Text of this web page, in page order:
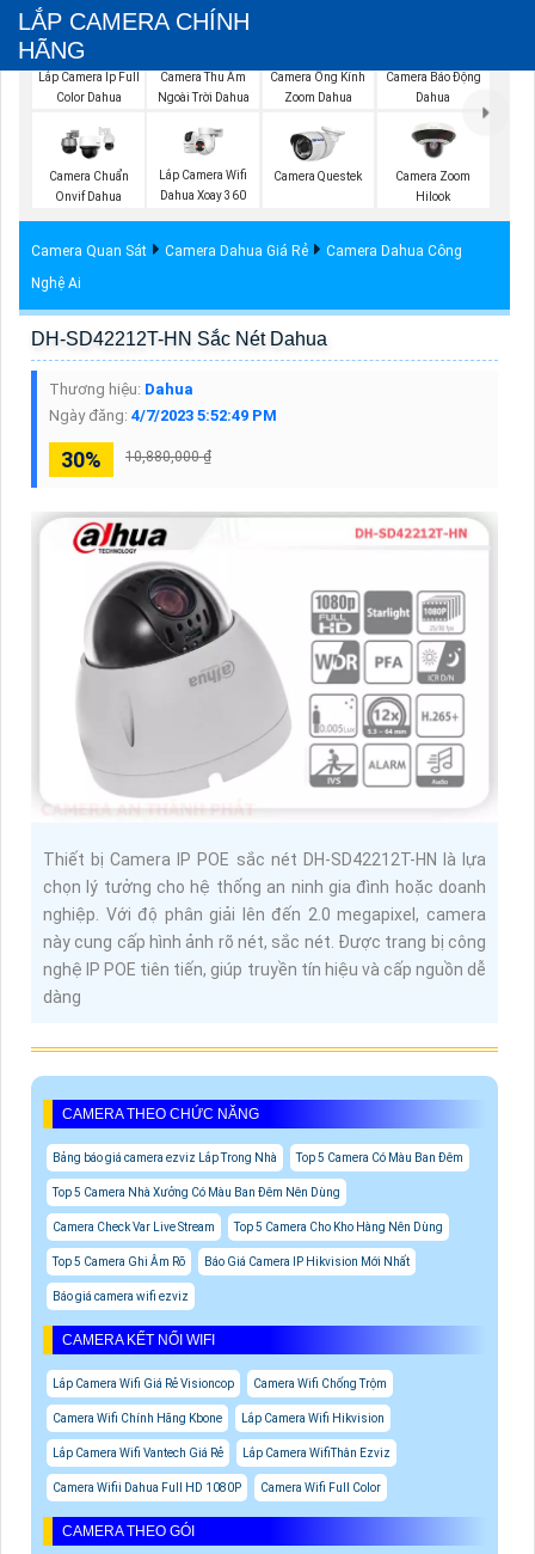
LẮP CAMERA CHÍNH
HÃNG
Lắp Camera Ip Full
Color Dahua
Camera Thu Âm
Ngoài Trời Dahua
Camera Ống Kính
Zoom Dahua
Camera Báo Động
Dahua
Camera Chuẩn
Onvif Dahua
Lắp Camera Wifi
Dahua Xoay 360
Camera Questek
Camera Zoom
Hilook
Camera Quan Sát Camera Dahua Giá Rẻ
Camera Dahua Công
Nghệ Ai
DH-SD42212T-HN Sắc Nét Dahua
Thương hiệu: Dahua
Ngày đăng: 4/7/2023 5:52:49 PM
30% 10,880,000 ₫
Thiết bị Camera IP POE sắc nét DH-SD42212T-HN là lựa
chọn lý tưởng cho hệ thống an ninh gia đình hoặc doanh
nghiệp. Với độ phân giải lên đến 2.0 megapixel, camera
này cung cấp hình ảnh rõ nét, sắc nét. Được trang bị công
nghệ IP POE tiên tiến, giúp truyền tín hiệu và cấp nguồn dễ
dàng
CAMERA THEO CHỨC NĂNG
Bảng báo giá camera ezviz Lắp Trong Nhà Top 5 Camera Có Màu Ban Đêm
Top 5 Camera Nhà Xưởng Có Màu Ban Đêm Nên Dùng
Camera Check Var Live Stream Top 5 Camera Cho Kho Hàng Nên Dùng
Top 5 Camera Ghi Âm Rõ Báo Giá Camera IP Hikvision Mới Nhất
Báo giá camera wifi ezviz
CAMERA KẾT NỐI WIFI
Lắp Camera Wifi Giá Rẻ Visioncop Camera Wifi Chống Trộm
Camera Wifi Chính Hãng Kbone Lắp Camera Wifi Hikvision
Lắp Camera Wifi Vantech Giá Rẻ Lắp Camera WifiThân Ezviz
Camera Wifii Dahua Full HD 1080P Camera Wifi Full Color
CAMERA THEO GÓI